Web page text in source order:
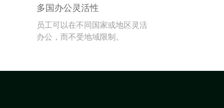
多国办公灵活性
员工可以在不同国家或地区灵活
办公，而不受地域限制。